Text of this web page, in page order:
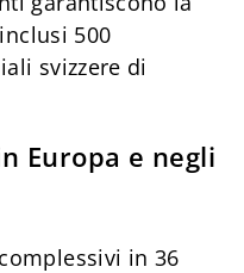
500
svizzere di
Europa e negli
in 36